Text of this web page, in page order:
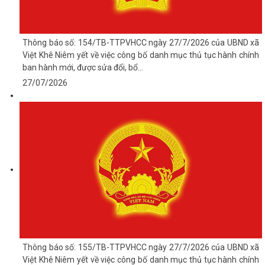
Thông báo số: 154/TB-TTPVHCC ngày 27/7/2026 của UBND xã
Việt Khê Niêm yết về việc công bố danh mục thủ tục hành chính
ban hành mới, được sửa đổi, bổ...
27/07/2026
Thông báo số: 155/TB-TTPVHCC ngày 27/7/2026 của UBND xã
Việt Khê Niêm yết về việc công bố danh mục thủ tục hành chính